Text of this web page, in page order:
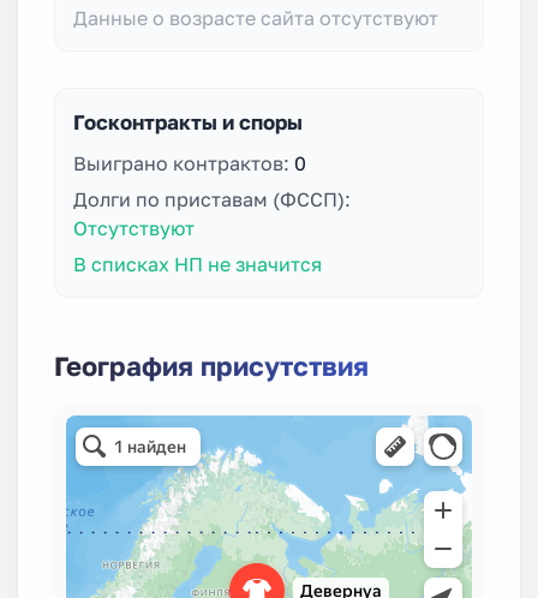
Данные о возрасте сайта отсутствуют
Госконтракты и споры
Выиграно контрактов: 0
Долги по приставам (ФССП):
Отсутствуют
В списках НП не значится
География присутствия